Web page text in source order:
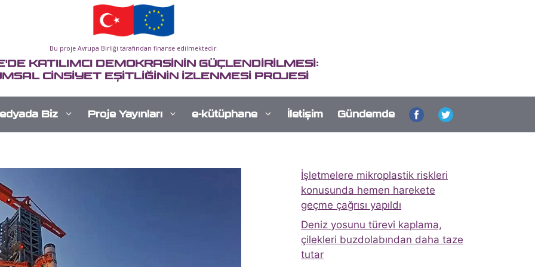
Bu proje Avrupa Birliği tarafından finanse edilmektedir.
KATILIMCI DEMOKRASİNİN GÜÇLENDİRİLMESİ:
CİNSİYET EŞİTLİĞİNİN İZLENMESİ PROJESİ
Biz Proje Yayınları e-kütüphane İletişim Gündemde
İşletmelere mikroplastik riskleri
konusunda hemen harekete
geçme çağrısı yapıldı
Deniz yosunu türevi kaplama,
çilekleri buzdolabından daha taze
tutar